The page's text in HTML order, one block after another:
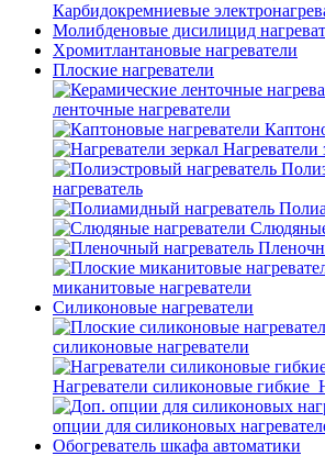
Карбидокремниевые
Молибденовые дисилицид
Хромитлантановые нагреватели
Плоские нагреватели
ленточные нагреватели
Нагреватели
нагреватель
миканитовые нагреватели
Силиконовые нагреватели
силиконовые нагреватели
Нагреватели силиконовые
опции для силиконовых
Обогреватель шкафа автоматики